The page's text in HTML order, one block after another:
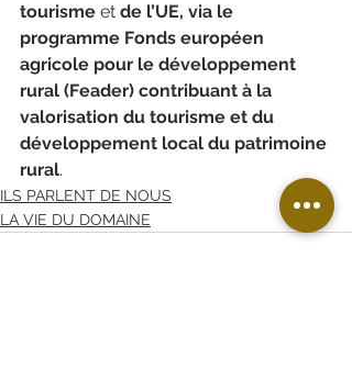
tourisme et de l’UE, via le
programme Fonds européen
agricole pour le développement
rural (Feader) contribuant à la
valorisation du tourisme et du
développement local du patrimoine
rural.
ILS PARLENT DE NOUS
LA VIE DU DOMAINE